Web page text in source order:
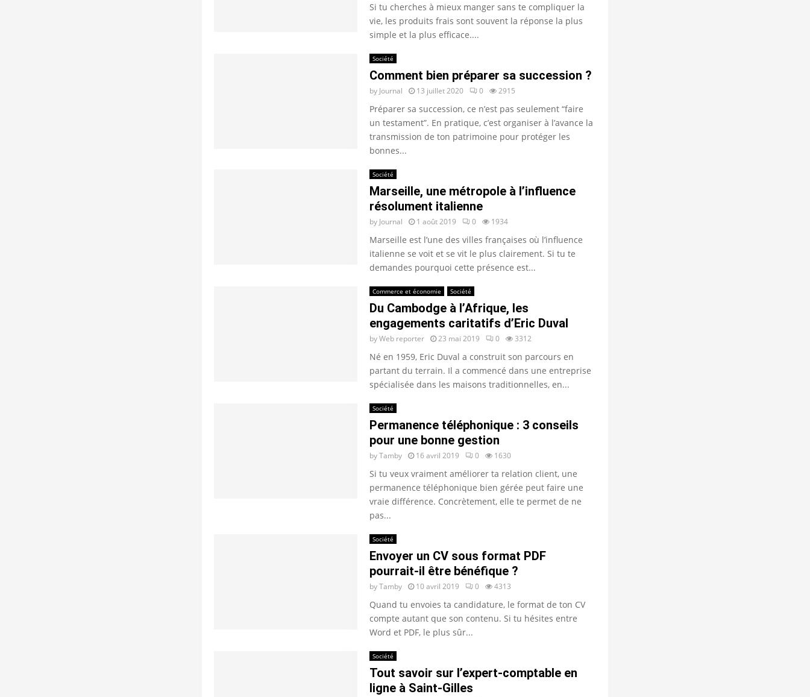
Si tu cherches à mieux manger sans te compliquer la
vie, les produits frais sont souvent la réponse la plus
simple et la plus efficace....
Société
Comment bien préparer sa succession ?
by Journal 13 juillet 2020 0 2915
Préparer sa succession, ce n’est pas seulement “faire
un testament”. En pratique, c’est organiser à l’avance la
transmission de ton patrimoine pour protéger les
bonnes...
Société
Marseille, une métropole à l’influence
résolument italienne
by Journal 1 août 2019 0 1934
Marseille est l’une des villes françaises où l’influence
italienne se voit et se vit le plus clairement. Si tu te
demandes pourquoi cette présence est...
Commerce et économie Société
Du Cambodge à l’Afrique, les
engagements caritatifs d’Eric Duval
byWeb reporter 23 mai 2019 0 3312
Né en 1959, Eric Duval a construit son parcours en
partant du terrain. Il a commencé dans une entreprise
spécialisée dans les maisons traditionnelles, en...
Société
Permanence téléphonique : 3 conseils
pour une bonne gestion
byTamby 16 avril 2019 0 1630
Si tu veux vraiment améliorer ta relation client, une
permanence téléphonique bien gérée peut faire une
vraie différence. Concrètement, elle te permet de ne
pas...
Société
Envoyer un CV sous format PDF
pourrait-il être bénéfique ?
byTamby 10 avril 2019 0 4313
Quand tu envoies ta candidature, le format de ton CV
compte autant que son contenu. Si tu hésites entre
Word et PDF, le plus sûr...
Société
Tout savoir sur l’expert-comptable en
ligne à Saint-Gilles